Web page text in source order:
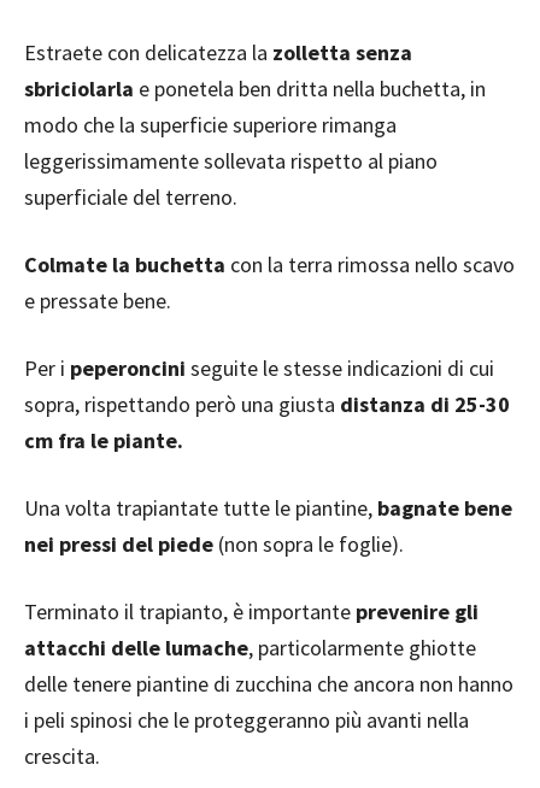
Estraete con delicatezza la zolletta senza
sbriciolarla e ponetela ben dritta nella buchetta, in
modo che la superficie superiore rimanga
leggerissimamente sollevata rispetto al piano
superficiale del terreno.
Colmate la buchetta con la terra rimossa nello scavo
e pressate bene.
Per i peperoncini seguite le stesse indicazioni di cui
sopra, rispettando però una giusta distanza di 25-30
cm fra le piante.
Una volta trapiantate tutte le piantine, bagnate bene
nei pressi del piede (non sopra le foglie).
Terminato il trapianto, è importante prevenire gli
attacchi delle lumache, particolarmente ghiotte
delle tenere piantine di zucchina che ancora non hanno
i peli spinosi che le proteggeranno più avanti nella
crescita.